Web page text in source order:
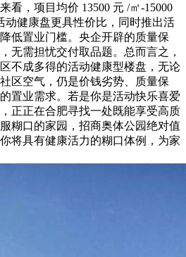
看，项目均价 13500 元 /㎡-15000
动健康盘更具性价比，同时推出活
低置业门槛。央企开辟的质量保
无需担忧交付取品题。总而言之，
不成多得的活动健康型楼盘，无论
区空气，仍是价钱劣势、质量保
置业需求。若是你是活动快乐喜爱
正正在合肥寻找一处既能享受高质
糊口的家园，招商奥体公园绝对值
将具有健康活力的糊口体例，为家